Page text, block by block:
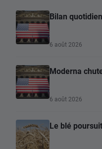
Bilan
6 août 2026
Moderna
6 août 2026
Le blé